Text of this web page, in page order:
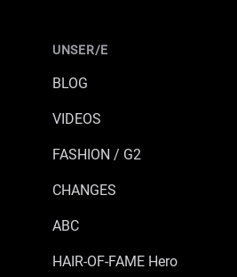
UNSER/E
BLOG
VIDEOS
FASHION / G2
CHANGES
ABC
HAIR-OF-FAME Hero